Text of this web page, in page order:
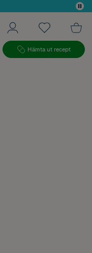
Hämta ut recept